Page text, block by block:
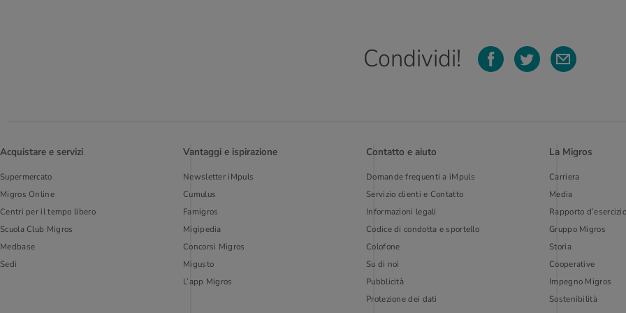
Condividi!
Acquistare e servizi
Supermercato
Migros Online
Centri per il tempo libero
Scuola Club Migros
Medbase
Sedi
Vantaggi e ispirazione
Newsletter iMpuls
Cumulus
Famigros
Migipedia
Concorsi Migros
Migusto
L’app Migros
Contatto e aiuto
Domande frequenti a iMpuls
Servizio clienti e Contatto
Informazioni legali
Codice di condotta e sportello
Colofone
Su di noi
Pubblicità
Protezione dei dati
La Migros
Carriera
Media
Rapporto d’esercizio
Gruppo Migros
Storia
Cooperative
Impegno Migros
Sostenibilità